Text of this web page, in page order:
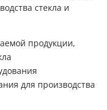
стекла и
продукции,
для производства